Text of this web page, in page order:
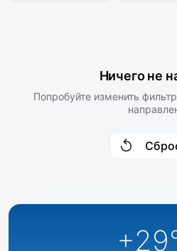
Ничего не
Попробуйте изменить
+29